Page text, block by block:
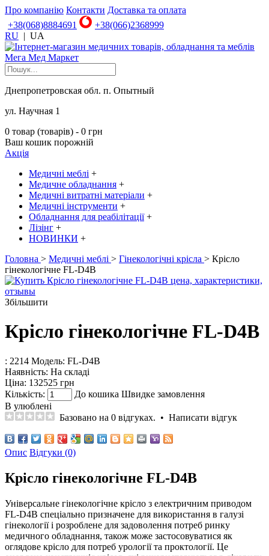
Про компанію Контакти Доставка та оплата
+38(068)8884691
+38(066)2368999
RU | UA
Днепропетровская обл. п. Опытный
ул. Научная 1
0 товар (товарів) - 0 грн
Ваш кошик порожній
Акція
Медичні меблі +
Медичне обладнання +
Медичні витратні матеріали +
Медичні інструменти +
Обладнання для реабілітації +
Лізінг +
НОВИНКИ +
Головна > Медичні меблі > Гінекологічні крісла > Крісло
гінекологічне FL-D4B
Збільшити
Крісло гінекологічне FL-D4B
: 2214 Модель: FL-D4B
Наявність: На складі
Ціна: 132525 грн
Кількість:
До кошика Швидке замовлення
В улюблені
Базовано на 0 відгуках. • Написати відгук
Опис Відгуки (0)
Крісло гінекологічне FL-D4B
Універсальне гінекологічне крісло з електричним приводом
FL-D4B спеціально призначене для використання в галузі
гінекології і розроблене для задоволення потреб ринку
медичного обладнання, також може застосовуватися як
оглядове крісло для потреб урології та проктології. Це